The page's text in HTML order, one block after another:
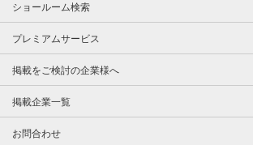
ショールーム検索
プレミアムサービス
掲載をご検討の企業様へ
掲載企業一覧
お問合わせ